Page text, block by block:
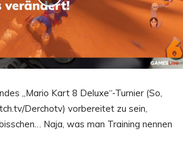
„Mario Kart 8 Deluxe“-Turnier (So,
Derchotv) vorbereitet zu sein,
Naja, was man Training nennen